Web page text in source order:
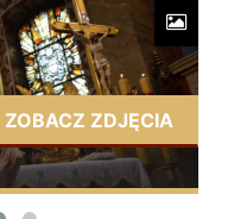
ZOBACZ ZDJĘCIA